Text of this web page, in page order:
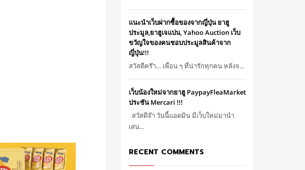
แนะนำเว็บฝากซื้อของจากญี่ปุ่น ยาฮู
ประมูล,ยาฮูเจแปน, Yahoo Auction เว็บ
ขวัญใจของคนชอบประมูลสินค้าจาก
ญี่ปุ่น!!!
สวัสดีคร๊า… เพื่อน ๆ ที่น่ารักทุกคน หลังจ...
เว็บน้องใหม่จากยาฮู PaypayFleaMarket
ประชัน Mercari !!!
สวัสดีจ๊า วันนี้แอดมิน มีเว็บใหม่มานำ
เสน...
RECENT COMMENTS